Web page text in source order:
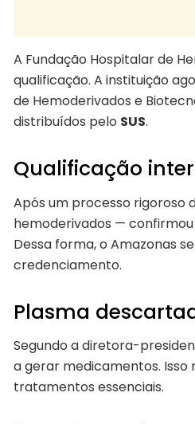
A Fundação Hospitalar de
qualificação. A instituição
de Hemoderivados e
distribuídos pelo SUS.
Qualificação
Após um processo rigoroso
hemoderivados —
Dessa forma, o Amazonas
credenciamento.
Plasma
Segundo a diretora-
a gerar medicamentos.
tratamentos essenciais.